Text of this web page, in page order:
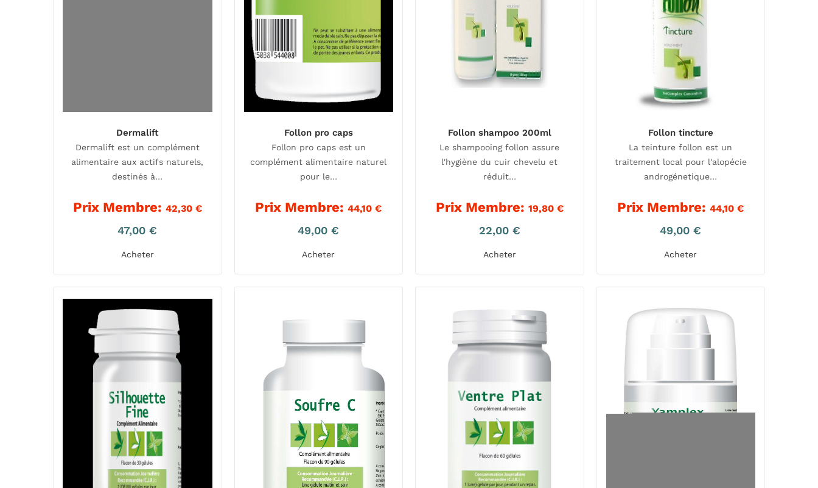
Dermalift
Dermalift est un complément
alimentaire aux actifs naturels,
destinés à…
Prix Membre: 42,30 €
47,00€
Acheter
Follon pro caps
Follon pro caps est un
complément alimentaire naturel
pour le…
Prix Membre:44,10€
49,00€
Acheter
Follon shampoo 200ml
Le shampooing follon assure
l'hygiène du cuir chevelu et
réduit…
Prix Membre: 19,80 €
22,00 €
Acheter
Follon tincture
La teinture follon est un
traitement local pour l'alopécie
androgénetique…
Prix Membre:44,10€
49,00€
Acheter